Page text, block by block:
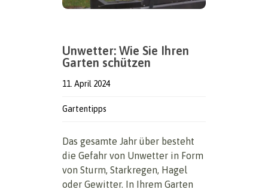
Unwetter: Wie Sie Ihren
Garten schützen
11. April 2024
Gartentipps
Das gesamte Jahr über besteht
die Gefahr von Unwetter in Form
von Sturm, Starkregen, Hagel
oder Gewitter. In Ihrem Garten